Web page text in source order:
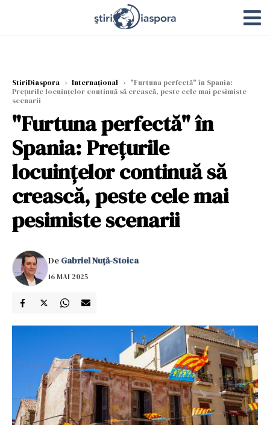
StiriDiaspora › Internațional › "Furtuna perfectă" în Spania:
Prețurile locuințelor continuă să crească, peste cele mai pesimiste
scenarii
"Furtuna perfectă" în
Spania: Prețurile
locuințelor continuă să
crească, peste cele mai
pesimiste scenarii
De Gabriel Nuță-Stoica
16 MAI 2025